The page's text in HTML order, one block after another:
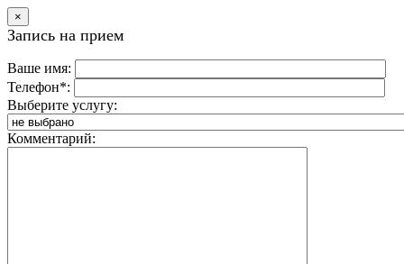
×
Запись на прием
Ваше имя:
Телефон*:
Выберите услугу:
Комментарий: